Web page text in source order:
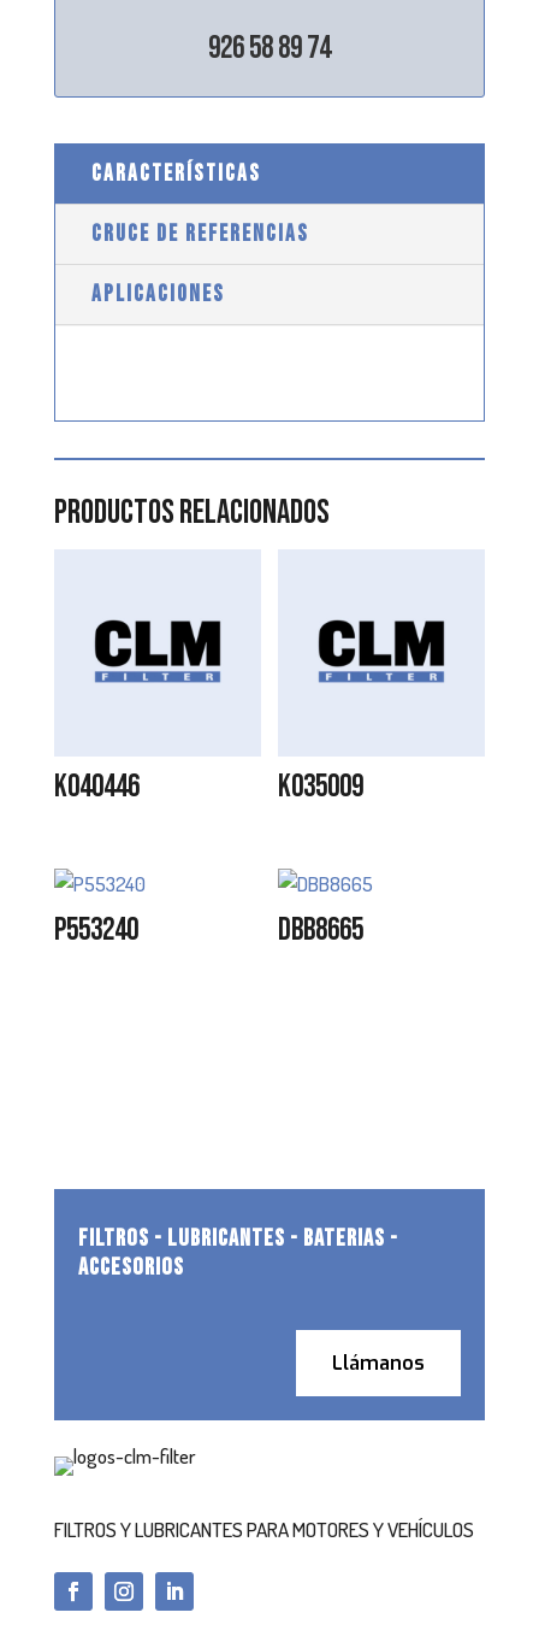
926 58 89 74
CARACTERÍSTICAS
CRUCE DE REFERENCIAS
APLICACIONES
Productos relacionados
K040446 K035009
P553240 DBB8665
FILTROS - LUBRICANTES - BATERIAS -
ACCESORIOS
Llámanos
FILTROS Y LUBRICANTES PARA MOTORES Y VEHÍCULOS